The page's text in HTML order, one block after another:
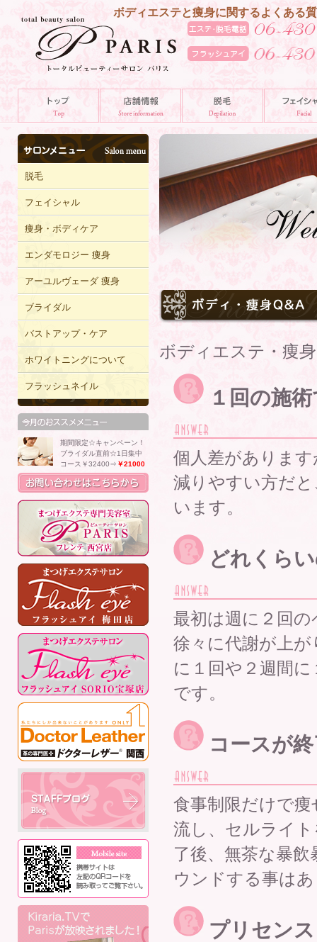
ボディエステと痩身に関するよくある
ボディエステ・痩
１回の施
個人差がありま
減りやすい方だ
います。
どれくら
最初は週に２回
徐々に代謝が上
に１回や２週間
です。
コースが
食事制限だけで
流し、セルライ
了後、無茶な暴
ウンドする事は
プリセン
脱毛
フェイシャル
痩身・ボディケア
エンダモロジー 痩身
アーユルヴェーダ 痩身
ブライダル
バストアップ・ケア
ホワイトニングについて
フラッシュネイル
期間限定☆キャンペーン！
ブライダル直前☆1日集中
コース￥32400⇒ ￥21000